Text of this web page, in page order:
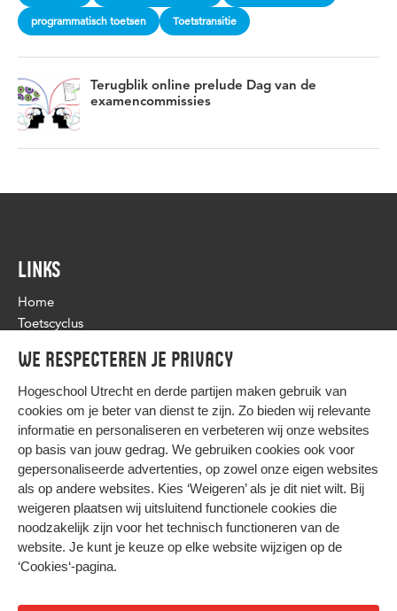
We respecteren je privacy
Hogeschool Utrecht en derde partijen maken gebruik van
cookies om je beter van dienst te zijn. Zo bieden wij relevante
informatie en personaliseren en verbeteren wij onze websites
op basis van jouw gedrag. We gebruiken cookies ook voor
gepersonaliseerde advertenties, op zowel onze eigen websites
als op andere websites. Kies ‘Weigeren’ als je dit niet wilt. Bij
weigeren plaatsen wij uitsluitend functionele cookies die
noodzakelijk zijn voor het technisch functioneren van de
website. Je kunt je keuze op elke website wijzigen op de
‘Cookies‘-pagina.
programmatisch toetsen Toetstransitie
Terugblik online prelude Dag van de
examencommissies
LINKS
Home
Toetscyclus
Flexibele toetsing
Nieuws
HIER KOMT ALLES SAMEN
Privacy
Cookies